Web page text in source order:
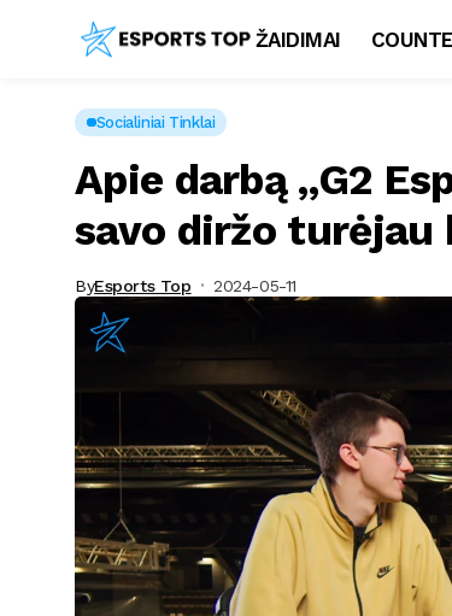
ŽAIDIMAI
Socialiniai Tinklai
Apie darbą „G2
savo diržo turėjau
ByEsports Top 2024-05-11